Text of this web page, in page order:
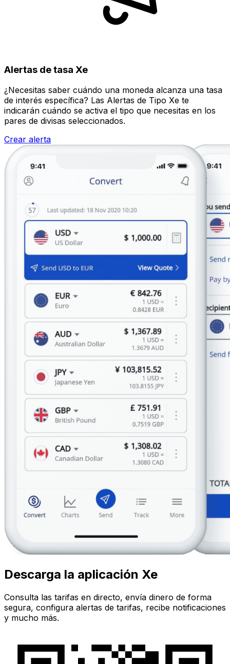
Alertas de tasa Xe
¿Necesitas saber cuándo una moneda alcanza una tasa
de interés específica? Las Alertas de Tipo Xe te
indicarán cuándo se activa el tipo que necesitas en los
pares de divisas seleccionados.
Crear alerta
Descarga la aplicación Xe
Consulta las tarifas en directo, envía dinero de forma
segura, configura alertas de tarifas, recibe notificaciones
y mucho más.